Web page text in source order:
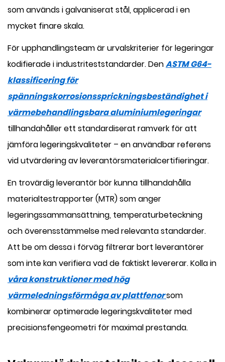
som används i galvaniserat stål, applicerad i en
mycket finare skala.
För upphandlingsteam är urvalskriterier för legeringar
kodifierade i industriteststandarder. DenASTM G64-
klassificering för
spänningskorrosionssprickningsbeständighet i
värmebehandlingsbara aluminiumlegeringar
tillhandahåller ett standardiserat ramverk för att
jämföra legeringskvaliteter – en användbar referens
vid utvärdering av leverantörsmaterialcertifieringar.
En trovärdig leverantör bör kunna tillhandahålla
materialtestrapporter (MTR) som anger
legeringssammansättning, temperaturbeteckning
och överensstämmelse med relevanta standarder.
Att be om dessa i förväg filtrerar bort leverantörer
som inte kan verifiera vad de faktiskt levererar. Kolla in
våra konstruktioner med hög
värmeledningsförmåga av plattfenorsom
kombinerar optimerade legeringskvaliteter med
precisionsfengeometri för maximal prestanda.